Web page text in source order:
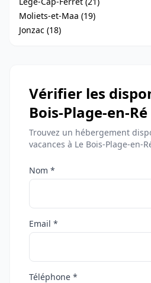
Moliets-et-Maa (19)
Jonzac (18)
Vérifier les
Bois-Plage-en-Ré
Trouvez un hébergement
vacances à Le Bois-Plage-en-
Nom *
Email *
Téléphone *